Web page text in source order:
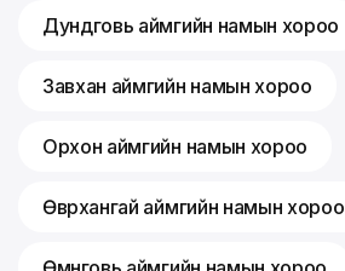
Дундговь аймгийн намын хороо
Завхан аймгийн намын хороо
Орхон аймгийн намын хороо
Өвөрхангай аймгийн намын хороо